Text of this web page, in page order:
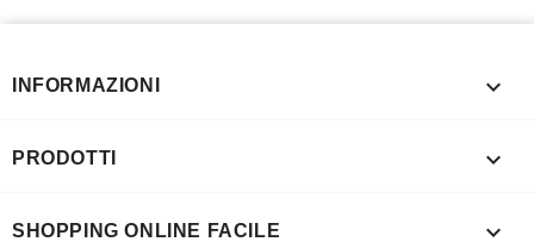
INFORMAZIONI 
PRODOTTI 
SHOPPING ONLINE FACILE 